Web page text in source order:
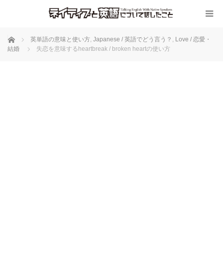
ホーム 英単語の意味と使い方, Japanese / 英語でどう言う？ , Love / 恋愛・
結婚
失恋を意味するheartbreak / broken heartの使い方